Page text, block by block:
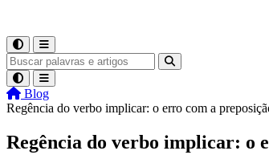
Blog
Regência do verbo implicar: o erro com a
Regência do verbo implicar: o